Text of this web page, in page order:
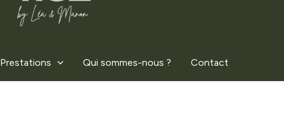
Prestations Qui sommes-nous ? Contact